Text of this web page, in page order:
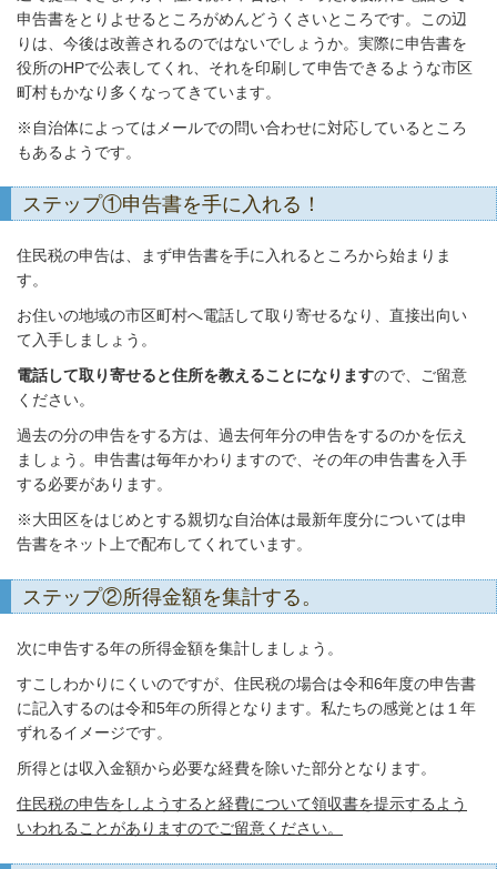
申告書をとりよせるところがめんどうくさいところです。この辺
りは、今後は改善されるのではないでしょうか。実際に申告書を
役所のHPで公表してくれ、それを印刷して申告できるような市区
町村もかなり多くなってきています。
※自治体によってはメールでの問い合わせに対応しているところ
もあるようです。
ステップ①申告書を手に入れる！
住民税の申告は、まず申告書を手に入れるところから始まりま
す。
お住いの地域の市区町村へ電話して取り寄せるなり、直接出向い
て入手しましょう。
電話して取り寄せると住所を教えることになりますので、ご留意
ください。
過去の分の申告をする方は、過去何年分の申告をするのかを伝え
ましょう。申告書は毎年かわりますので、その年の申告書を入手
する必要があります。
※大田区をはじめとする親切な自治体は最新年度分については申
告書をネット上で配布してくれています。
ステップ②所得金額を集計する。
次に申告する年の所得金額を集計しましょう。
すこしわかりにくいのですが、住民税の場合は令和6年度の申告書
に記入するのは令和5年の所得となります。私たちの感覚とは１年
ずれるイメージです。
所得とは収入金額から必要な経費を除いた部分となります。
住民税の申告をしようすると経費について領収書を提示するよう
いわれることがありますのでご留意ください。